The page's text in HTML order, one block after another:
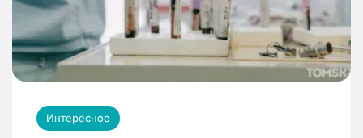
Интересное